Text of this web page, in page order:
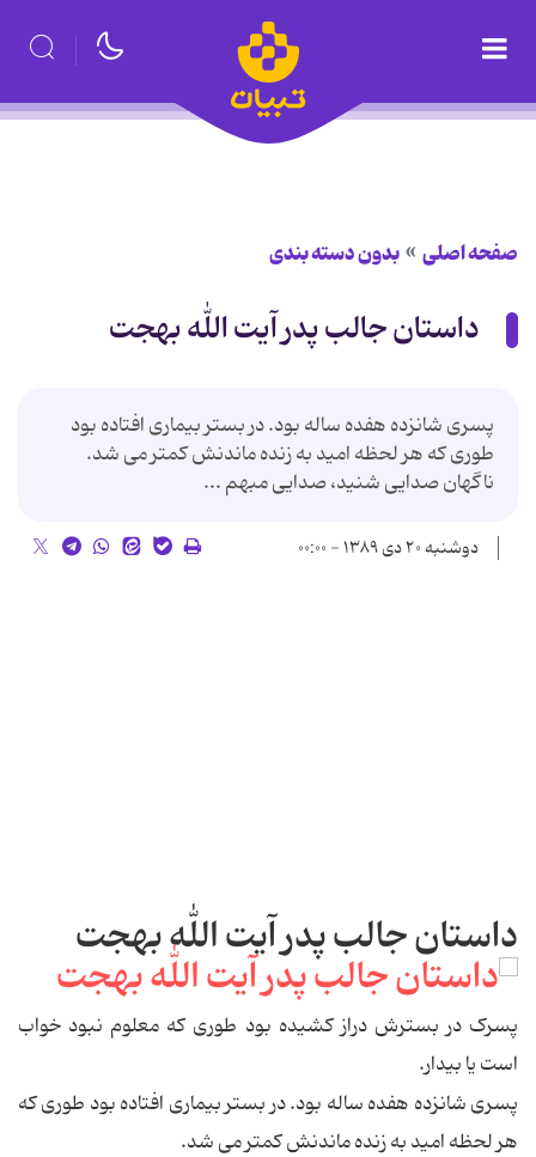
صفحه اصلی بدون دسته بندی
داستان جالب پدر آیت الله بهجت
پسری شانزده هفده ساله بود. در بستر بیماری افتاده بود
طوری که هر لحظه امید به زنده ماندنش کمتر می شد.
ناگهان صدایی شنید، صدایی مبهم ...
دوشنبه ۲۰ دی ۱۳۸۹ - ۰۰:۰۰
داستان جالب پدر آیت الله بهجت
پسرک در بسترش دراز کشیده بود طوری که معلوم نبود خواب
است یا بیدار.
پسری شانزده هفده ساله بود. در بستر بیماری افتاده بود طوری که
هر لحظه امید به زنده ماندنش کمتر می شد.